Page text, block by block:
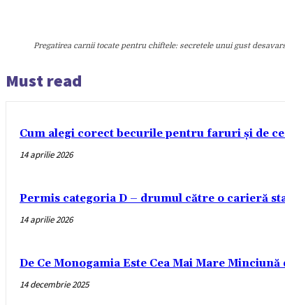
Pregatirea carnii tocate pentru chiftele: secretele unui gust
Must read
Cum alegi corect becurile pentru faruri și de
14 aprilie 2026
Permis categoria D – drumul către o carieră
14 aprilie 2026
De Ce Monogamia Este Cea Mai Mare
14 decembrie 2025